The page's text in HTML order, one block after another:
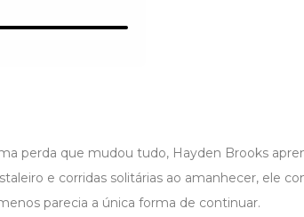
perda que mudou tudo, Hayden Brooks
e corridas solitárias ao amanhecer, ele
parecia a única forma de continuar.